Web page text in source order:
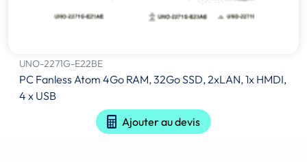
UNO-2271G-E22BE
PC Fanless Atom 4Go RAM, 32Go SSD, 2xLAN, 1x HMDI,
4 x USB
Ajouter au devis